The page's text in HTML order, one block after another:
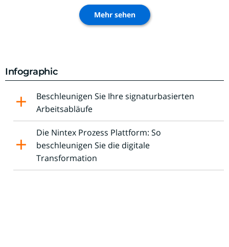
Mehr sehen
Infographic
Beschleunigen Sie Ihre signaturbasierten
Arbeitsabläufe
Die Nintex Prozess Plattform: So
beschleunigen Sie die digitale
Transformation